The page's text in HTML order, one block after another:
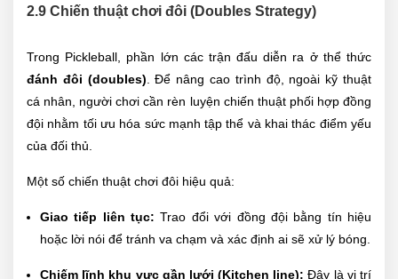
2.9 Chiến thuật chơi đôi (Doubles Strategy)
Trong Pickleball, phần lớn các trận đấu diễn ra ở thể thức
đánh đôi (doubles). Để nâng cao trình độ, ngoài kỹ thuật
cá nhân, người chơi cần rèn luyện chiến thuật phối hợp đồng
đội nhằm tối ưu hóa sức mạnh tập thể và khai thác điểm yếu
của đối thủ.
Một số chiến thuật chơi đôi hiệu quả:
Giao tiếp liên tục: Trao đổi với đồng đội bằng tín hiệu
hoặc lời nói để tránh va chạm và xác định ai sẽ xử lý bóng.
Chiếm lĩnh khu vực gần lưới (Kitchen line): Đây là vị trí